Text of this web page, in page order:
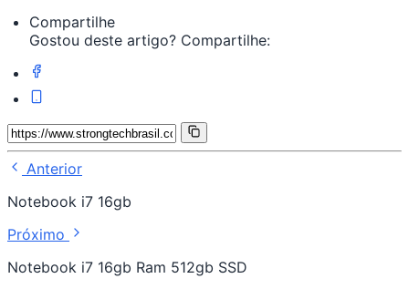
Compartilhe
Gostou deste artigo? Compartilhe:
Anterior
Notebook i7 16gb
Próximo
Notebook i7 16gb Ram 512gb SSD